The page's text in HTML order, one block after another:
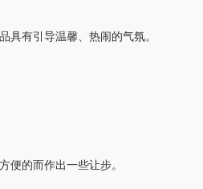
有引导温馨、热闹的气氛。
便的而作出一些让步。